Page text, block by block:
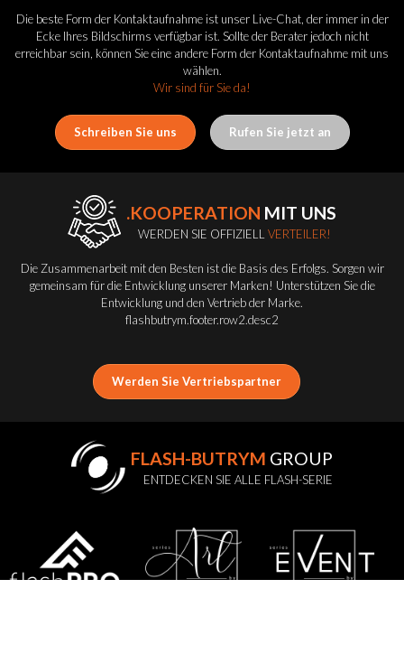
Die beste Form der Kontaktaufnahme ist unser Live-Chat, der immer in der
Ecke Ihres Bildschirms verfügbar ist. Sollte der Berater jedoch nicht
erreichbar sein, können Sie eine andere Form der Kontaktaufnahme mit uns
wählen.
Wir sind für Sie da!
Schreiben Sie uns Rufen Sie jetzt an
.KOOPERATION MIT UNS
WERDEN SIE OFFIZIELLVERTEILER!
Die Zusammenarbeit mit den Besten ist die Basis des Erfolgs. Sorgen wir
gemeinsam für die Entwicklung unserer Marken! Unterstützen Sie die
Entwicklung und den Vertrieb der Marke.
flashbutrym.footer.row2.desc2
Werden Sie Vertriebspartner
FLASH-BUTRYM GROUP
ENTDECKEN SIE ALLE FLASH-SERIE